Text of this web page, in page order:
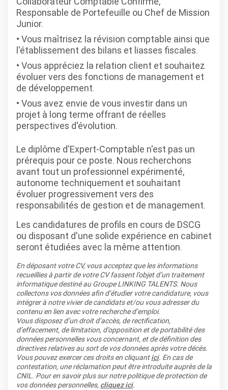
Responsable de Portefeuille ou Chef de Mission
Junior.
Vous maîtrisez la révision comptable ainsi que
l'établissement des bilans et liasses fiscales.
Vous appréciez la relation client et souhaitez
évoluer vers des fonctions de management et
de développement.
Vous avez envie de vous investir dans un
projet à long terme offrant de réelles
perspectives d'évolution.
Le diplôme d'Expert-Comptable n'est pas un
prérequis pour ce poste. Nous recherchons
avant tout un professionnel expérimenté,
autonome techniquement et souhaitant
évoluer progressivement vers des
responsabilités de gestion et de management.
Les candidatures de profils en cours de DSCG
ou disposant d'une solide expérience en cabinet
seront étudiées avec la même attention.
En déposant votre CV, vous acceptez que les informations
recueillies à partir de votre CV fassent l’objet d’un traitement
informatique destiné au Groupe LINKING TALENTS. Nous
collectons vos données afin d’étudier votre candidature, vous
intégrer à notre vivier de candidats et/ou vous adresser du
contenu en lien avec votre recherche d’emploi.
Vous disposez d’un droit d’accès, de rectification,
d’effacement, de limitation, d’opposition et de portabilité des
données personnelles vous concernant, et de définition des
directives relatives au sort de vos données après votre décès.
Vous pouvez exercer ces droits en cliquantici. En cas de
contestation, une réclamation peut être introduite auprès de la
CNIL. Pour en savoir plus sur notre politique de protection de
vos données personnelles, cliquez ici.